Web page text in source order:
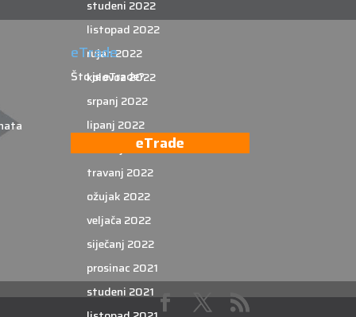
studeni 2022
listopad 2022
rujan 2022
kolovoz 2022
srpanj 2022
lipanj 2022
svibanj 2022
travanj 2022
ožujak 2022
veljača 2022
siječanj 2022
prosinac 2021
studeni 2021
eTrade
Što je eTrade?
eTrade